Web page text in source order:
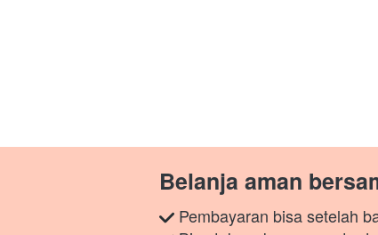
Belanja aman
Pembayaran bisa setelah